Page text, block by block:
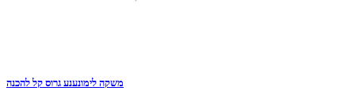
משקה לימונענע גרוס קל להכנה